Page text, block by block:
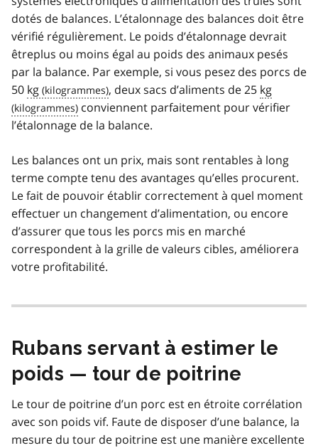
dotés de balances. L’étalonnage des balances doit être
vérifié régulièrement. Le poids d’étalonnage devrait
êtreplus ou moins égal au poids des animaux pesés
par la balance. Par exemple, si vous pesez des porcs de
50 kg , deux sacs d’aliments de 25 kg
conviennent parfaitement pour vérifier
l’étalonnage de la balance.
Les balances ont un prix, mais sont rentables à long
terme compte tenu des avantages qu’elles procurent.
Le fait de pouvoir établir correctement à quel moment
effectuer un changement d’alimentation, ou encore
d’assurer que tous les porcs mis en marché
correspondent à la grille de valeurs cibles, améliorera
votre profitabilité.
Rubans servant à estimer le
poids — tour de poitrine
Le tour de poitrine d’un porc est en étroite corrélation
avec son poids vif. Faute de disposer d’une balance, la
mesure du tour de poitrine est une manière excellente